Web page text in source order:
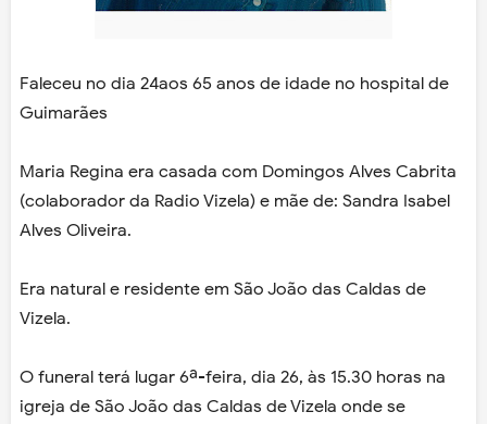
Faleceu no dia 24aos 65 anos de idade no hospital de
Guimarães
Maria Regina era casada com Domingos Alves Cabrita
(colaborador da Radio Vizela) e mãe de: Sandra Isabel
Alves Oliveira.
Era natural e residente em São João das Caldas de
Vizela.
O funeral terá lugar 6ª-feira, dia 26, às 15.30 horas na
igreja de São João das Caldas de Vizela onde se